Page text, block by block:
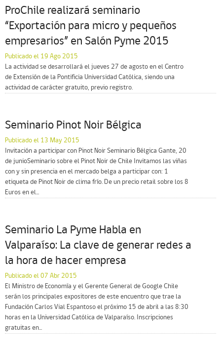
ProChile realizará seminario
“Exportación para micro y pequeños
empresarios” en Salón Pyme 2015
Publicado el 19 Ago 2015
La actividad se desarrollará el jueves 27 de agosto en el Centro
de Extensión de la Pontificia Universidad Católica, siendo una
actividad de carácter gratuito, previo registro.
Seminario Pinot Noir Bélgica
Publicado el 13 May 2015
Invitación a participar con Pinot Noir Seminario Bélgica Gante, 20
de junioSeminario sobre el Pinot Noir de Chile Invitamos las viñas
con y sin presencia en el mercado belga a participar con: 1
etiqueta de Pinot Noir de clima frío. De un precio retail sobre los 8
Euros en el...
Seminario La Pyme Habla en
Valparaíso: La clave de generar redes a
la hora de hacer empresa
Publicado el 07 Abr 2015
El Ministro de Economía y el Gerente General de Google Chile
serán los principales expositores de este encuentro que trae la
Fundación Carlos Vial Espantoso el próximo 15 de abril a las 8:30
horas en la Universidad Católica de Valparaíso. Inscripciones
gratuitas en...